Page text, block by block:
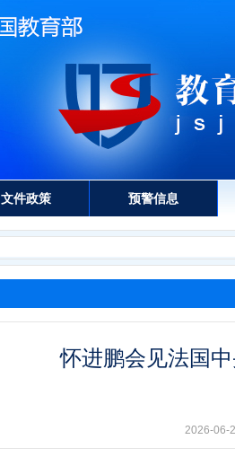
文件政策 预警信息
怀进鹏会见法国
2026-06-